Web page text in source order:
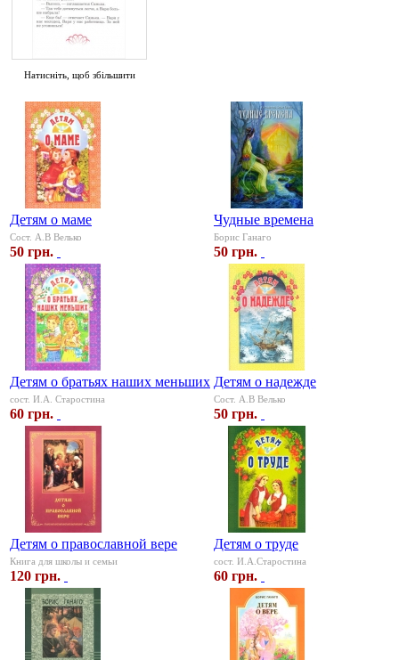
Натисніть, щоб збільшити
Детям о маме
Сост. А.В Велько
50 грн.
Чудные времена
Борис Ганаго
50 грн.
Детям о братьях наших меньших
сост. И.А. Старостина
60 грн.
Детям о надежде
Сост. А.В Велько
50 грн.
Детям о православной вере
Книга для школы и семьи
120 грн.
Детям о труде
сост. И.А.Старостина
60 грн.